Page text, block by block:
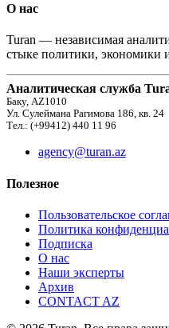
О нас
Turan — независимая
стыке политики, экономики
Аналитическая служба
Баку, AZ1010
Ул. Сулеймана Рагимова 186, кв. 24
Тел.: (+99412) 440 11 96
agency@turan.az
Полезное
Пользовательское
Политика
Подписка
О нас
Наши эксперты
Архив
CONTACT AZ